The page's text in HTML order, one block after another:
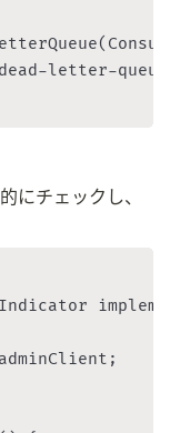
letter-
にチェックし、